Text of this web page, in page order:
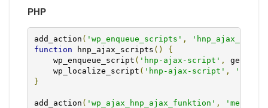
PHP
add_action ( 'wp_enqueue_scripts' ,
function hnp_ajax_scripts ()
{
    wp_enqueue_script
( 'hnp-ajax-script' ,
    wp_localize_script
( 'hnp-ajax-script' ,
}
add_action ( 'wp_ajax_hnp_ajax_funktion' ,